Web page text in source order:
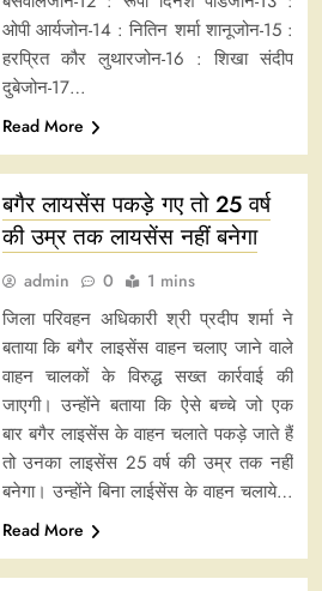
ओपी आर्यजोन-14 : नितिन शर्मा शानूजोन-15 :
हरप्रित कौर लुथारजोन-16 : शिखा संदीप
दुबेजोन-17…
Read More
बगैर लायसेंस पकड़े गए तो 25 वर्ष
की उम्र तक लायसेंस नहीं बनेगा
admin 0 1 mins
जिला परिवहन अधिकारी श्री प्रदीप शर्मा ने
बताया कि बगैर लाइसेंस वाहन चलाए जाने वाले
वाहन चालकों के विरुद्ध सख्त कार्रवाई की
जाएगी। उन्होंने बताया कि ऐसे बच्चे जो एक
बार बगैर लाइसेंस के वाहन चलाते पकड़े जाते हैं
तो उनका लाइसेंस 25 वर्ष की उम्र तक नहीं
बनेगा। उन्होंने बिना लाईसेंस के वाहन चलाये…
Read More